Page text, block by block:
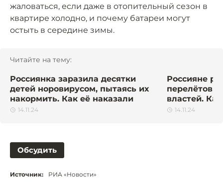
жаловаться, если даже в отопительный сезон в
квартире холодно, и почему батареи могут
остыть в середине зимы.
Читайте на тему:
Россиянка заразила десятки
детей норовирусом, пытаясь их
накормить. Как её наказали
14.11.24
Россияне
перелётов
властей.
14.11.24
Обсудить
Источник: РИА «Новости»